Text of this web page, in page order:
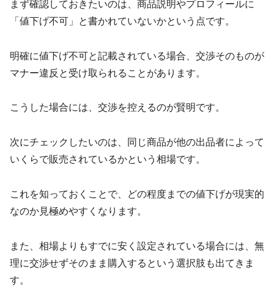
まず確認しておきたいのは、商品説明やプロフィールに
「値下げ不可」と書かれていないかという点です。
明確に値下げ不可と記載されている場合、交渉そのものが
マナー違反と受け取られることがあります。
こうした場合には、交渉を控えるのが賢明です。
次にチェックしたいのは、同じ商品が他の出品者によって
いくらで販売されているかという相場です。
これを知っておくことで、どの程度までの値下げが現実的
なのか見極めやすくなります。
また、相場よりもすでに安く設定されている場合には、無
理に交渉せずそのまま購入するという選択肢も出てきま
す。